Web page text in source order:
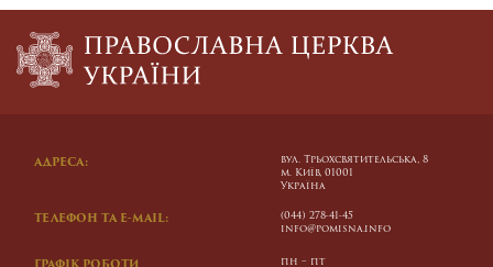
АДРЕСА:
вул. Трьохсвятительська, 8
м. Київ, 01001
Україна
ТЕЛЕФОН ТА E-MAIL:
(044) 278-41-45
info@pomisna.info
пн – пт